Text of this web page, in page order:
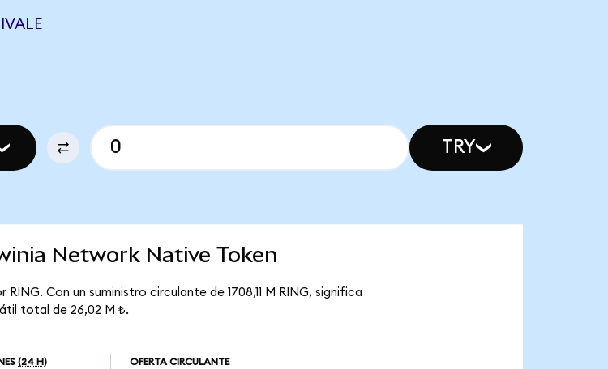
TRY
Network Native Token
Con un suministro circulante de 1708,11 M RING, significa
total de 26,02 M ₺.
(24 H) OFERTA CIRCULANTE